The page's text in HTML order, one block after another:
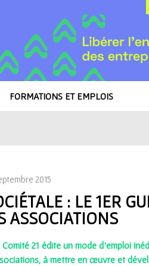
Allez au
FORMATIONS ET EMPLOIS
2015
: LE 1ER
ASSOCIATIONS
Comité 21 édite un mode d’emploi
à mettre en œuvre et